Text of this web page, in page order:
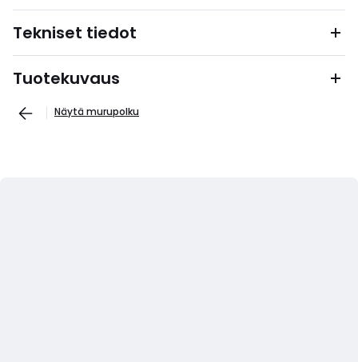
Tekniset tiedot
Tuotekuvaus
Näytä murupolku